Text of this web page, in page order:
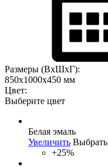
Размеры (ВхШхГ):
850х1000х450 мм
Цвет:
Выберите цвет
Белая эмаль
Увеличить Выбрать
+25%